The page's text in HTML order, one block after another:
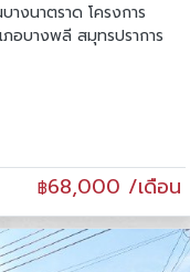
างนาตราด โครงการ
อบางพลี สมุทรปราการ
฿68,000 /เดือน